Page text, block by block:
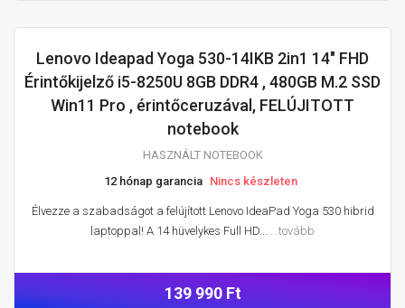
Lenovo Ideapad Yoga 530-14IKB 2in1 14" FHD
Érintőkijelző i5-8250U 8GB DDR4 , 480GB M.2 SSD
Win11 Pro , érintőceruzával, FELÚJITOTT
notebook
HASZNÁLT NOTEBOOK
12 hónap garancia Nincs készleten
Élvezze a szabadságot a felújított Lenovo IdeaPad Yoga 530 hibrid
laptoppal! A 14 hüvelykes Full HD... ...tovább
139 990 Ft